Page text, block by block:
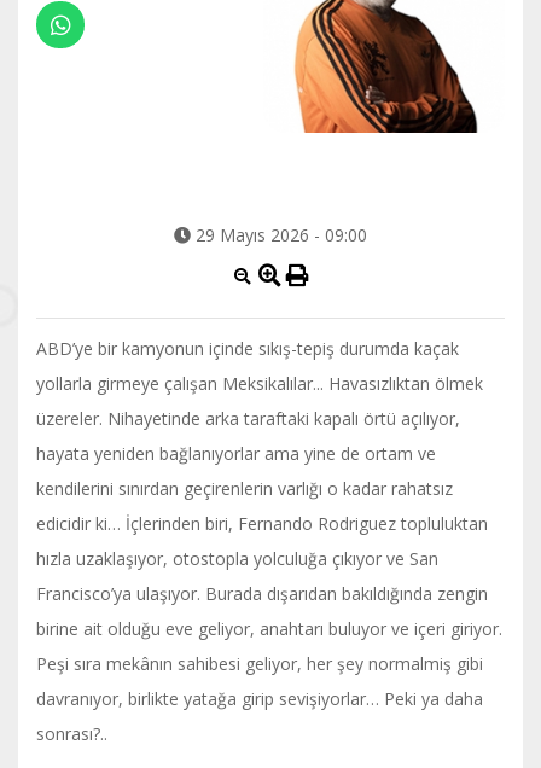
29 Mayıs 2026 - 09:00
ABD’ye bir kamyonun içinde sıkış-tepiş durumda kaçak
yollarla girmeye çalışan Meksikalılar... Havasızlıktan ölmek
üzereler. Nihayetinde arka taraftaki kapalı örtü açılıyor,
hayata yeniden bağlanıyorlar ama yine de ortam ve
kendilerini sınırdan geçirenlerin varlığı o kadar rahatsız
edicidir ki… İçlerinden biri, Fernando Rodriguez topluluktan
hızla uzaklaşıyor, otostopla yolculuğa çıkıyor ve San
Francisco’ya ulaşıyor. Burada dışarıdan bakıldığında zengin
birine ait olduğu eve geliyor, anahtarı buluyor ve içeri giriyor.
Peşi sıra mekânın sahibesi geliyor, her şey normalmiş gibi
davranıyor, birlikte yatağa girip sevişiyorlar… Peki ya daha
sonrası?..